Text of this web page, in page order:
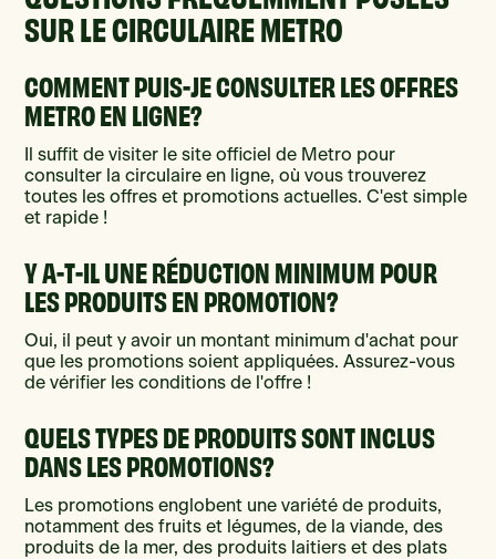
SUR LE CIRCULAIRE METRO
COMMENT PUIS-JE CONSULTER LES OFFRES
METRO EN LIGNE?
Il suffit de visiter le site officiel de Metro pour
consulter la circulaire en ligne, où vous trouverez
toutes les offres et promotions actuelles. C'est simple
et rapide !
Y A-T-IL UNE RÉDUCTION MINIMUM POUR
LES PRODUITS EN PROMOTION?
Oui, il peut y avoir un montant minimum d'achat pour
que les promotions soient appliquées. Assurez-vous
de vérifier les conditions de l'offre !
QUELS TYPES DE PRODUITS SONT INCLUS
DANS LES PROMOTIONS?
Les promotions englobent une variété de produits,
notamment des fruits et légumes, de la viande, des
produits de la mer, des produits laitiers et des plats